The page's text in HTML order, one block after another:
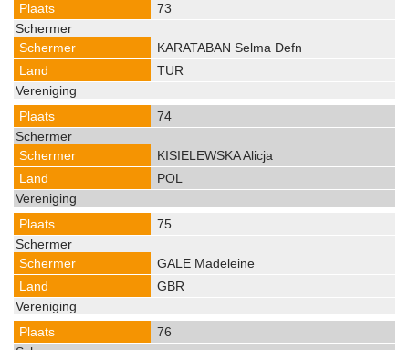
73
KARATABAN Selma Defn
TUR
74
KISIELEWSKA Alicja
POL
75
GALE Madeleine
GBR
76